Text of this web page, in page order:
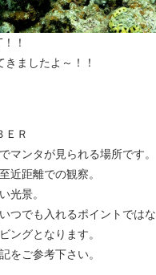
！
ましたよ～！！
ＥＲ
マンタが見られる場所です。
近距離での観察。
光景。
つでも入れるポイントでは
ングとなります。
をご参考下さい。